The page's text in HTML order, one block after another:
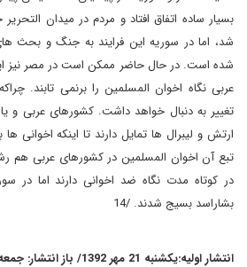
بسیار ساده اتفاق افتاد و مردم در میدان
شد، اما در سوریه این فرایند به جنگ و بحث
شده است. در حال حاضر ممکن است در مصر نیز
عربی نگاه اخوان المسلمین را برنمی تابند.
تغییر به دنبال خواهد داشت. کشورهای عربی و
ارتش و لیبرال ها تمایل دارند تا اینکه اخوانی ها
تبع آن اخوان المسلمین در کشورهای عربی هم
در کوتاه مدت نگاه ضد اخوانی دارند اما در
بشاراسد بسیج شدند. /14
انتشار اولیه:یکشنبه 21 مهر 1392/ باز انتشار: جمعه 26 مهر 1392